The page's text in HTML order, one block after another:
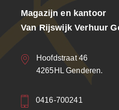
Magazijn en kantoor
Van Rijswijk Verhuur
Hoofdstraat 46
4265HL Genderen.
0416-700241